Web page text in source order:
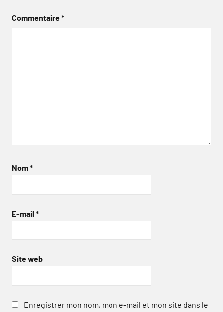
Commentaire*
Nom*
E-mail *
Site web
Enregistrer mon nom, mon e-mail et mon site dans le